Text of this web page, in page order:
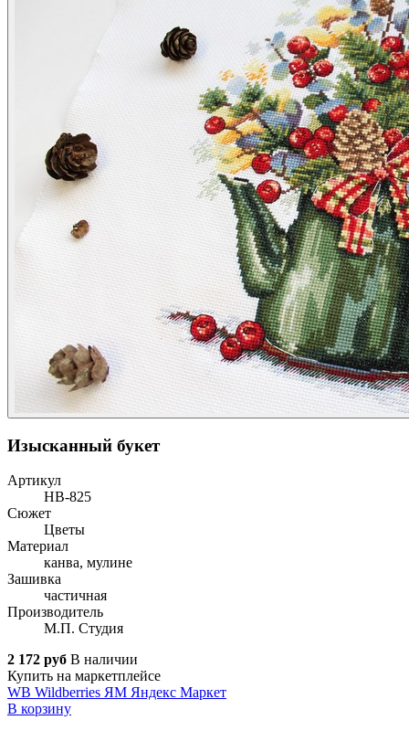
Изысканный букет
Артикул
НВ-825
Сюжет
Цветы
Материал
канва, мулине
Зашивка
частичная
Производитель
М.П. Студия
2 172 руб В наличии
Купить на маркетплейсе
WB Wildberries ЯМ Яндекс Маркет
В корзину